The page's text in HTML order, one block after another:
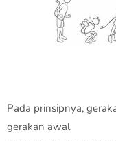
Pada prinsipnya,
gerakan awal